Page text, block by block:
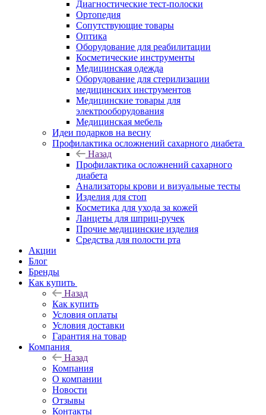
Диагностические тест-полоски
Ортопедия
Сопутствующие товары
Оптика
Оборудование для реабилитации
Косметические инструменты
Медицинская одежда
Оборудование для стерилизации
медицинских инструментов
Медицинские товары для
электрооборудования
Медицинская мебель
Идеи подарков на весну
Профилактика осложнений сахарного диабета
Назад
Профилактика осложнений сахарного
диабета
Анализаторы крови и визуальные тесты
Изделия для стоп
Косметика для ухода за кожей
Ланцеты для шприц-ручек
Прочие медицинские изделия
Средства для полости рта
Акции
Блог
Бренды
Как купить
Назад
Как купить
Условия оплаты
Условия доставки
Гарантия на товар
Компания
Назад
Компания
О компании
Новости
Отзывы
Контакты